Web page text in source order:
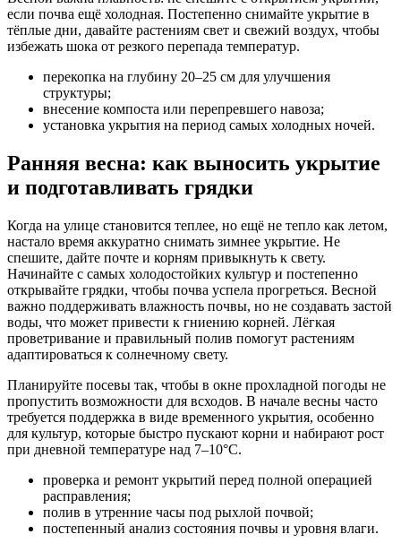
если почва ещё холодная. Постепенно снимайте укрытие в
тёплые дни, давайте растениям свет и свежий воздух, чтобы
избежать шока от резкого перепада температур.
перекопка на глубину 20–25 см для улучшения
структуры;
внесение компоста или перепревшего навоза;
установка укрытия на период самых холодных ночей.
Ранняя весна: как выносить укрытие
и подготавливать грядки
Когда на улице становится теплее, но ещё не тепло как летом,
настало время аккуратно снимать зимнее укрытие. Не
спешите, дайте почте и корням привыкнуть к свету.
Начинайте с самых холодостойких культур и постепенно
открывайте грядки, чтобы почва успела прогреться. Весной
важно поддерживать влажность почвы, но не создавать застой
воды, что может привести к гниению корней. Лёгкая
проветривание и правильный полив помогут растениям
адаптироваться к солнечному свету.
Планируйте посевы так, чтобы в окне прохладной погоды не
пропустить возможности для всходов. В начале весны часто
требуется поддержка в виде временного укрытия, особенно
для культур, которые быстро пускают корни и набирают рост
при дневной температуре над 7–10°C.
проверка и ремонт укрытий перед полной операцией
расправления;
полив в утренние часы под рыхлой почвой;
постепенный анализ состояния почвы и уровня влаги.